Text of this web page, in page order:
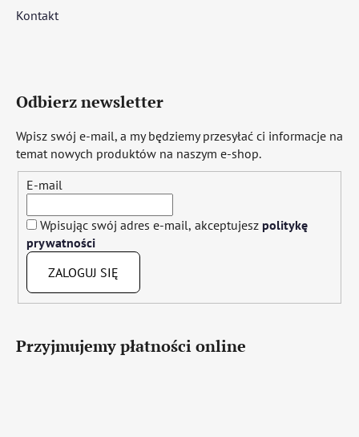
Kontakt
Odbierz newsletter
Wpisz swój e-mail, a my będziemy przesyłać ci informacje na
temat nowych produktów na naszym e-shop.
E-mail
Wpisując swój adres e-mail, akceptujesz politykę
prywatności
ZALOGUJ SIĘ
Przyjmujemy płatności online